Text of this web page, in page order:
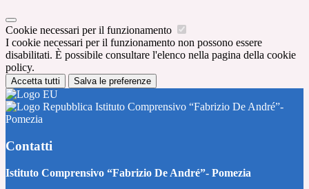
Cookie necessari per il funzionamento
I cookie necessari per il funzionamento non possono essere
disabilitati. È possibile consultare l'elenco nella pagina della cookie
policy.
Accetta tutti Salva le preferenze
Istituto Comprensivo “Fabrizio De André”-
Pomezia
Contatti
Istituto Comprensivo “Fabrizio De André”- Pomezia